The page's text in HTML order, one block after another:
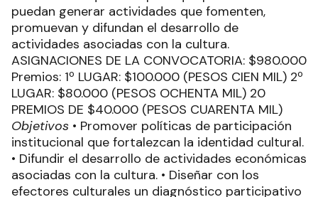
puedan generar actividades que fomenten,
promuevan y difundan el desarrollo de
actividades asociadas con la cultura.
ASIGNACIONES DE LA CONVOCATORIA: $980.000
Premios: 1º LUGAR: $100.000 (PESOS CIEN MIL) 2º
LUGAR: $80.000 (PESOS OCHENTA MIL) 20
PREMIOS DE $40.000 (PESOS CUARENTA MIL)
Objetivos • Promover políticas de participación
institucional que fortalezcan la identidad cultural.
• Difundir el desarrollo de actividades económicas
asociadas con la cultura. • Diseñar con los
efectores culturales un diagnóstico participativo